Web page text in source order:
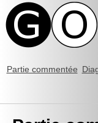
Partie commentée